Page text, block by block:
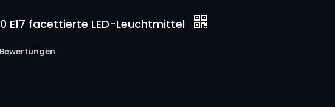
E17 facettierte LED-Leuchtmittel